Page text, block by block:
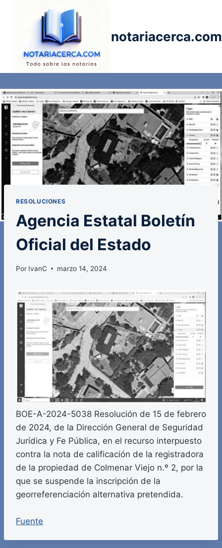
notariacerca.com
RESOLUCIONES
Agencia Estatal Boletín
Oficial del Estado
Por IvanC marzo 14, 2024
BOE-A-2024-5038 Resolución de 15 de febrero
de 2024, de la Dirección General de Seguridad
Jurídica y Fe Pública, en el recurso interpuesto
contra la nota de calificación de la registradora
de la propiedad de Colmenar Viejo n.º 2, por la
que se suspende la inscripción de la
georreferenciación alternativa pretendida.
Fuente